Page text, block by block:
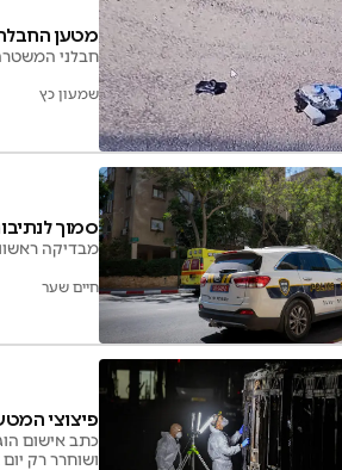
מטען
חבלני
שמעון כץ
סמוך
מבדיקה
חיים שער
פיצוצי
כתב אישום
ושוחרר רק